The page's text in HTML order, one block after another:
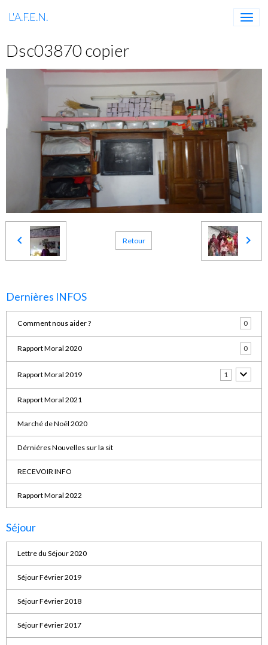
L'A.F.E.N.
Dsc03870 copier
Retour
Dernières INFOS
Comment nous aider ? 0
Rapport Moral 2020 0
Rapport Moral 2019 1
Rapport Moral 2021
Marché de Noël 2020
Dérniéres Nouvelles sur la sit
RECEVOIR INFO
Rapport Moral 2022
Séjour
Lettre du Séjour 2020
Séjour Février 2019
Séjour Février 2018
Séjour Février 2017